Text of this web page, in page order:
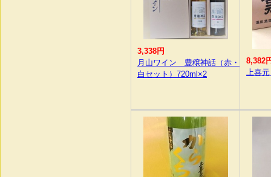
3,338円
月山ワイン 豊穣神話（赤・
白セット）720ml×2
8,382
上喜